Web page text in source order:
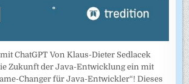
ChatGPT Von Klaus-Dieter Sedlacek
Zukunft der Java-Entwicklung ein mit
Changer für Java-Entwickler“! Dieses